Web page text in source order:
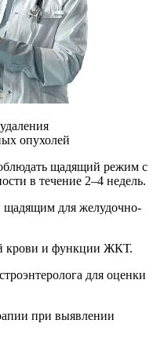
опухолей
щадящий режим с
в течение 2–4 недель.
для желудочно-
крови и функции ЖКТ.
для оценки
при выявлении